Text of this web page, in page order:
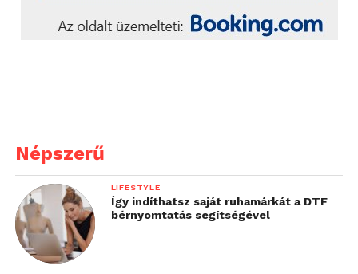
Népszerű
LIFESTYLE
Így indíthatsz saját ruhamárkát a DTF
bérnyomtatás segítségével